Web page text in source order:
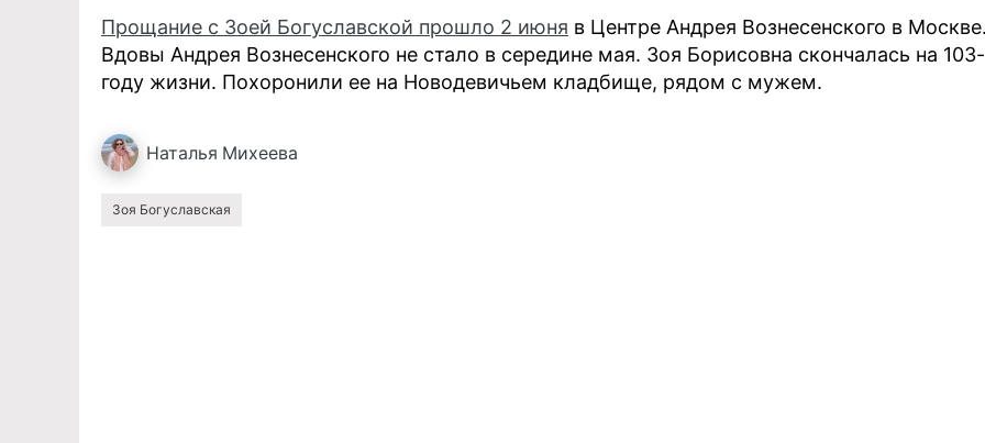
Прощание с Зоей Богуславской прошло 2 июня в Центре Андрея Вознесенского в
Вдовы Андрея Вознесенского не стало в середине мая. Зоя Борисовна скончалась на
году жизни. Похоронили ее на Новодевичьем кладбище, рядом с мужем.
Наталья Михеева
Зоя Богуславская